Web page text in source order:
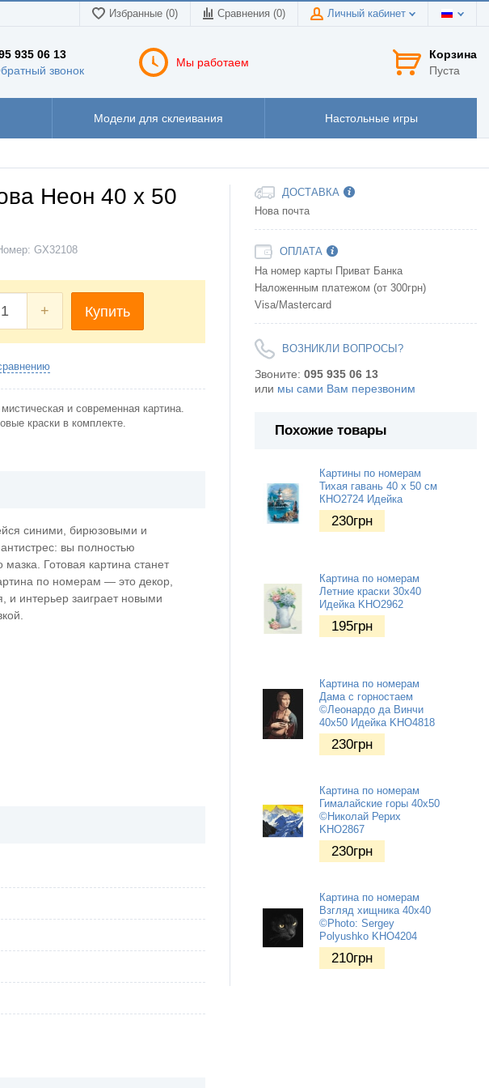
Избранные (0) Сравнения (0) Личный кабинет
935 06 13
звонок
Мы работаем
Корзина
Пуста
Модели для склеивания Настольные игры
Неон 40 х 50
GX32108
+ Купить
и современная картина.
краски в комплекте.
синими, бирюзовыми и
вы полностью
Готовая картина станет
по номерам — это декор,
и интерьер заиграет новыми
ДОСТАВКА
Нова почта
ОПЛАТА
На номер карты Приват Банка
Наложенным платежом (от 300грн)
Visa/Mastercard
ВОЗНИКЛИ ВОПРОСЫ?
Звоните: 095 935 06 13
или мы сами Вам перезвоним
Похожие товары
Картины по номерам
Тихая гавань 40 х 50 см
КНО2724 Идейка
230грн
Картина по номерам
Летние краски 30х40
Идейка KHO2962
195грн
Картина по номерам
Дама с горностаем
©Леонардо да Винчи
40х50 Идейка KHO4818
230грн
Картина по номерам
Гималайские горы 40х50
©Николай Рерих
KHO2867
230грн
Картина по номерам
Взгляд хищника 40х40
©Photo: Sergey
Polyushko KHO4204
210грн